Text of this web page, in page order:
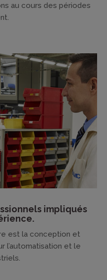
au cours des périodes
impliqués
est la conception et
l’automatisation et le